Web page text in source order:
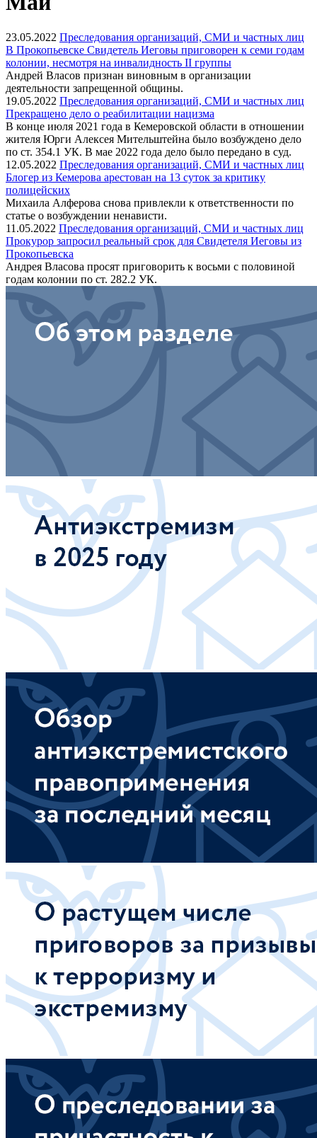
23.05.2022 Преследования организаций, СМИ и частных лиц
В Прокопьевске Свидетель Иеговы приговорен к семи годам
колонии, несмотря на инвалидность II группы
Андрей Власов признан виновным в организации
деятельности запрещенной общины.
19.05.2022 Преследования организаций, СМИ и частных лиц
Прекращено дело о реабилитации нацизма
В конце июля 2021 года в Кемеровской области в отношении
жителя Юрги Алексея Мительштейна было возбуждено дело
по ст. 354.1 УК. В мае 2022 года дело было передано в суд.
12.05.2022 Преследования организаций, СМИ и частных лиц
Блогер из Кемерова арестован на 13 суток за критику
полицейских
Михаила Алферова снова привлекли к ответственности по
статье о возбуждении ненависти.
11.05.2022 Преследования организаций, СМИ и частных лиц
Прокурор запросил реальный срок для Свидетеля Иеговы из
Прокопьевска
Андрея Власова просят приговорить к восьми с половиной
годам колонии по ст. 282.2 УК.